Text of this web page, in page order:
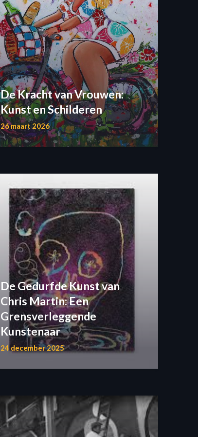
De Kracht van Vrouwen:
Kunst en Schilderen
26 maart 2026
De Gedurfde Kunst van
Chris Martin: Een
Grensverleggende
Kunstenaar
24 december 2025